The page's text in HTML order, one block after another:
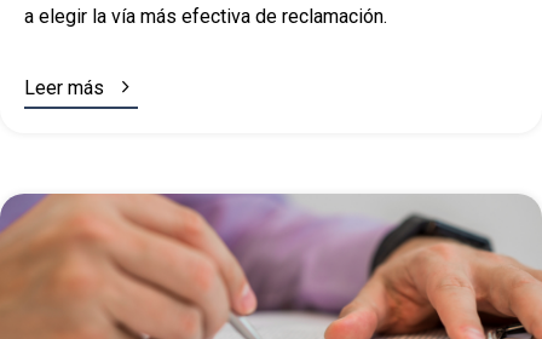
a elegir la vía más efectiva de reclamación.
Leer más 